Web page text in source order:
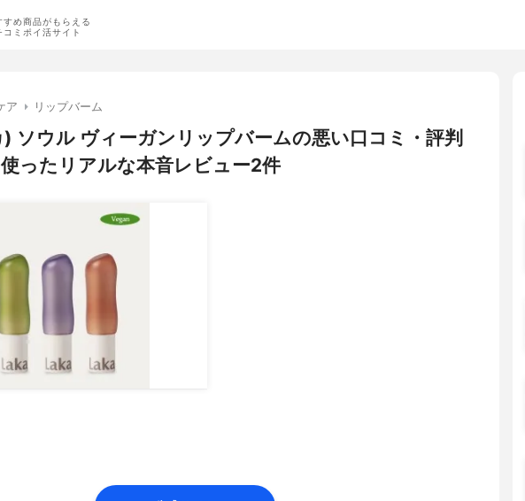
すめ商品がもらえる
コミポイ活サイト
ア リップバーム
ソウル ヴィーガンリップバームの悪い口コミ・評判
ったリアルな本音レビュー2件